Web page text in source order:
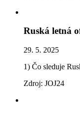
Ruská letná
29. 5. 2025
1) Čo sleduje
Zdroj: JOJ24